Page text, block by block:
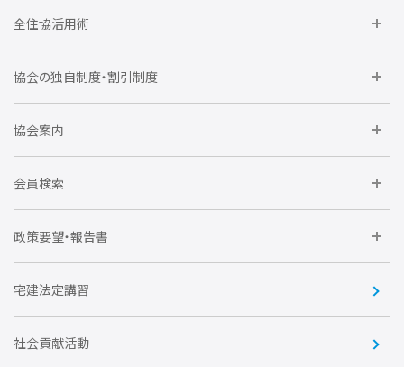
全住協活用術
委員会に参加しよう
要望活動に参加しよう
協会の独自制度・割引制度
住宅瑕疵担保責任保険割引制度
全住協NET
不動産後見アドバイザー資格講習
会
全住協ビジネスショップ
協会案内
運営組織
トライアル会員制度
会員検索
企業会員
賛助会員
政策要望・報告書
住宅・土地税制改正要望
優良事業表彰
宅建法定講習
社会貢献活動